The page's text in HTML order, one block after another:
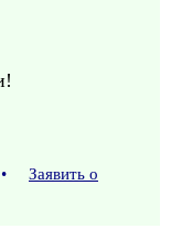
•
Заявить о